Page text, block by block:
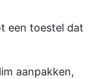
een toestel dat
aanpakken,